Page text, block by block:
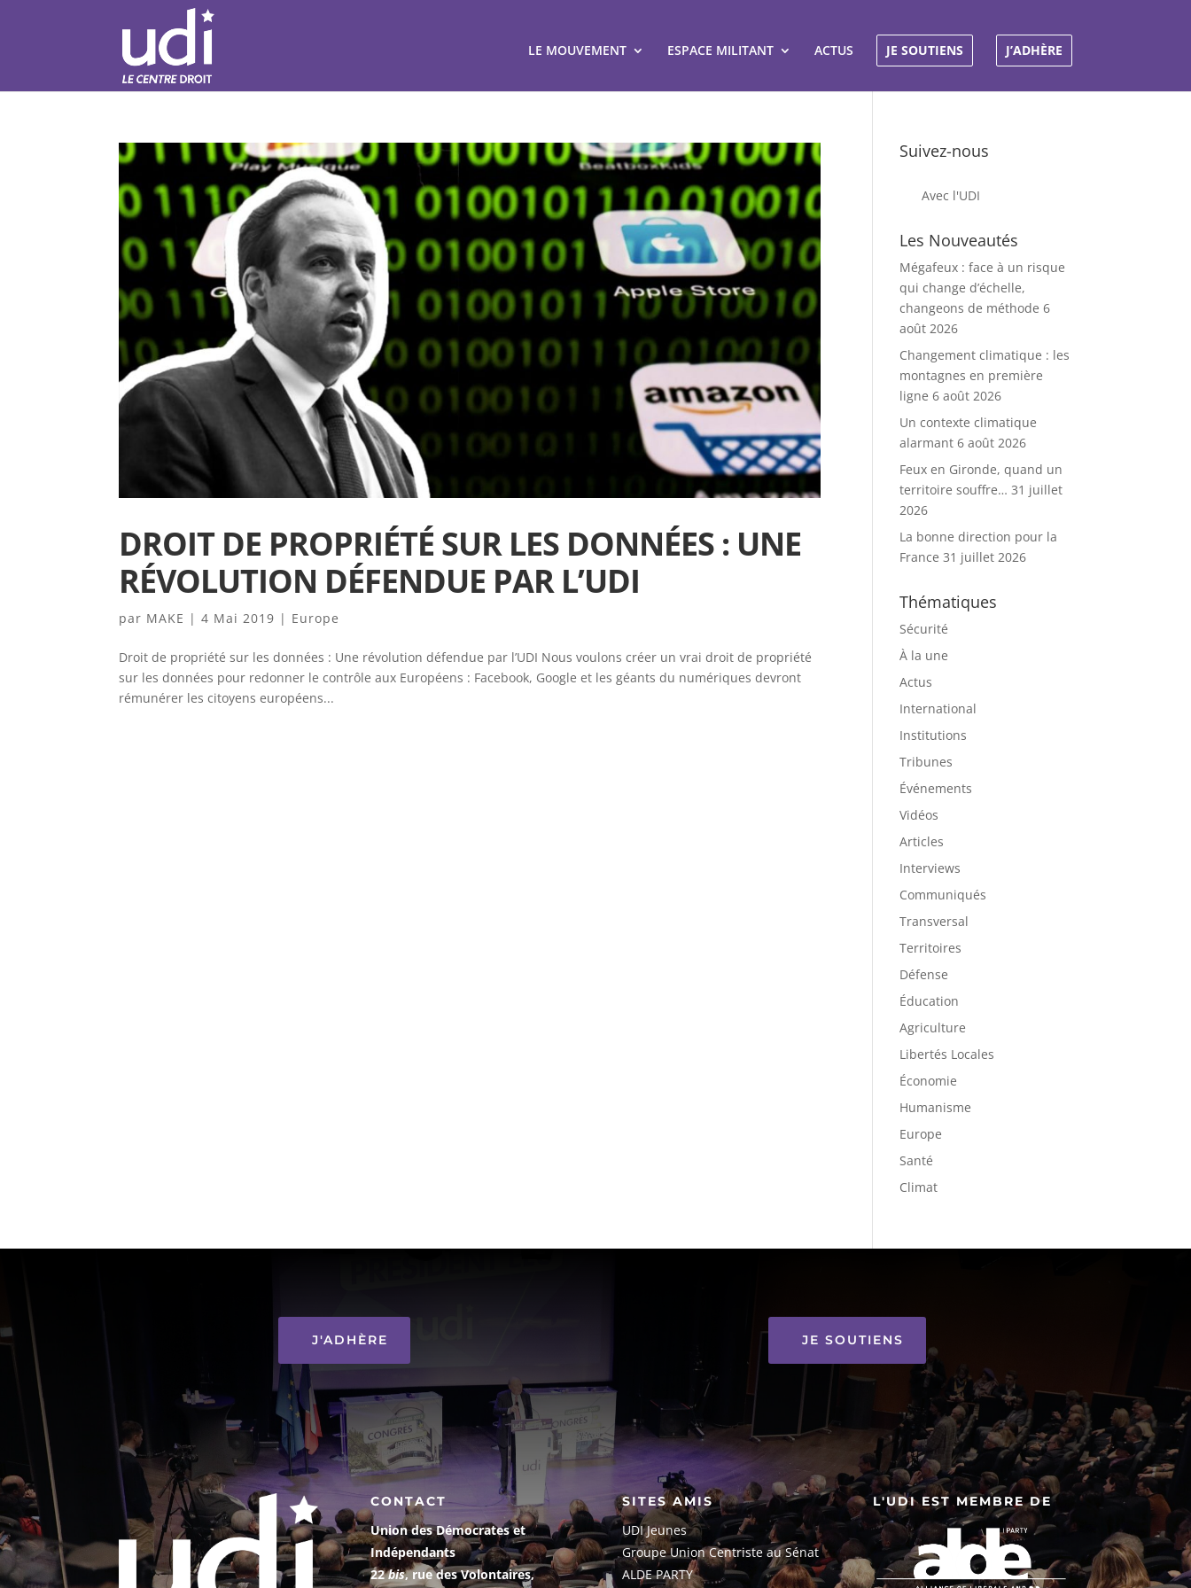
LE MOUVEMENT ESPACE MILITANT ACTUS JE SOUTIENS J’ADHÈRE
DROIT DE PROPRIÉTÉ SUR LES DONNÉES : UNE
RÉVOLUTION DÉFENDUE PAR L’UDI
par MAKE |4 Mai 2019 | Europe
Droit de propriété sur les données : Une révolution défendue par l’UDI Nous voulons créer un vrai droit de propriété
sur les données pour redonner le contrôle aux Européens : Facebook, Google et les géants du numériques devront
rémunérer les citoyens européens...
Suivez-nous
Avec l'UDI
Les Nouveautés
Mégafeux : face à un risque
qui change d’échelle,
changeons de méthode 6
août 2026
Changement climatique : les
montagnes en première
ligne 6 août 2026
Un contexte climatique
alarmant 6 août 2026
Feux en Gironde, quand un
territoire souffre… 31 juillet
2026
La bonne direction pour la
France 31 juillet 2026
Thématiques
Sécurité
À la une
Actus
International
Institutions
Tribunes
Événements
Vidéos
Articles
Interviews
Communiqués
Transversal
Territoires
Défense
Éducation
Agriculture
Libertés Locales
Économie
Humanisme
Europe
Santé
Climat
J'ADHÈRE JE SOUTIENS
CONTACT
Union des Démocrates et
Indépendants
22bis, rue des Volontaires,
SITES AMIS
UDI Jeunes
Groupe Union Centriste au Sénat
ALDE PARTY
L'UDI EST MEMBRE DE